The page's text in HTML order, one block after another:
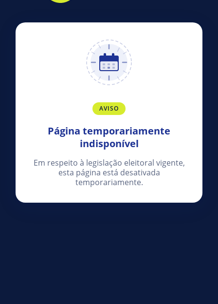
AVISO
Página temporariamente
indisponível
Em respeito à legislação eleitoral vigente,
esta página está desativada
temporariamente.